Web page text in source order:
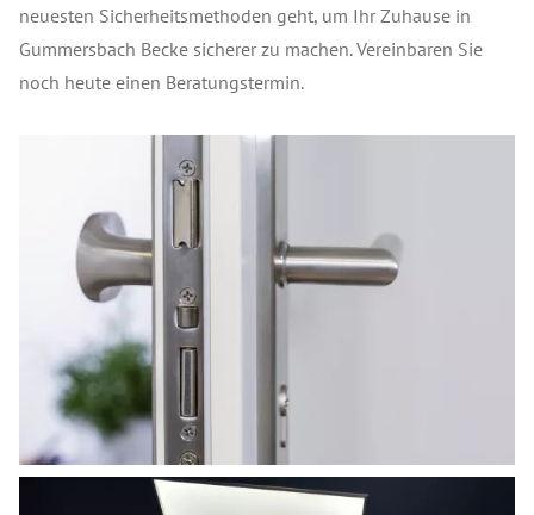
neuesten Sicherheitsmethoden geht, um Ihr Zuhause in
Gummersbach Becke sicherer zu machen. Vereinbaren Sie
noch heute einen Beratungstermin.